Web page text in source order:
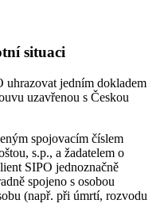
situaci
uhrazovat jedním dokladem
uzavřenou s Českou
spojovacím číslem
s.p., a žadatelem o
SIPO jednoznačně
spojeno s osobou
(např. při úmrtí, rozvodu